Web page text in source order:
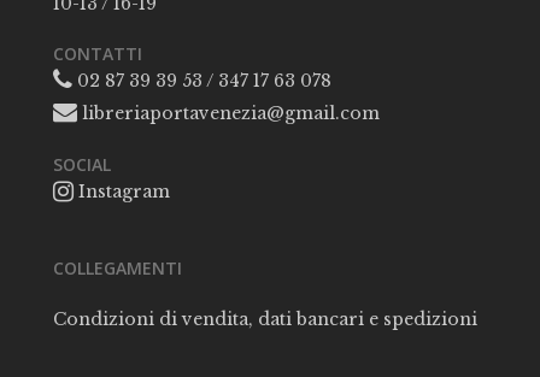
CONTATTI
02 87 39 39 53 / 347 17 63 078
libreriaportavenezia@gmail.com
SOCIAL
Instagram
COLLEGAMENTI
Condizioni di vendita, dati bancari e spedizioni